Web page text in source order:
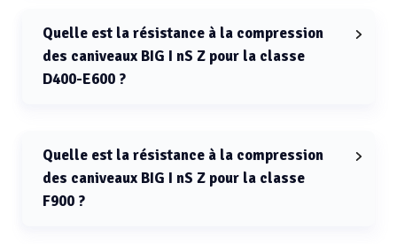
Quelle est la résistance à la compression
des caniveaux BIG I nS Z pour la classe
D400-E600 ?
Quelle est la résistance à la compression
des caniveaux BIG I nS Z pour la classe
F900 ?